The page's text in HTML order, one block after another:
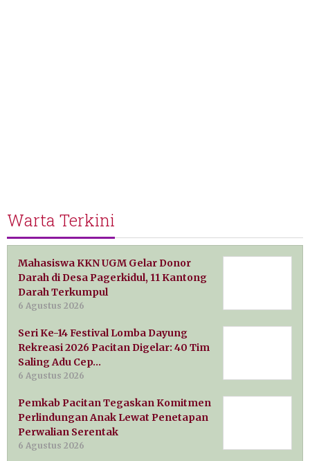
Warta Terkini
Mahasiswa KKN UGM Gelar Donor
Darah di Desa Pagerkidul, 11 Kantong
Darah Terkumpul
6 Agustus 2026
Seri Ke-14 Festival Lomba Dayung
Rekreasi 2026 Pacitan Digelar: 40 Tim
Saling Adu Cep…
6 Agustus 2026
Pemkab Pacitan Tegaskan Komitmen
Perlindungan Anak Lewat Penetapan
Perwalian Serentak
6 Agustus 2026